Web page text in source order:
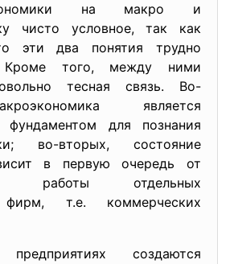
на макро и
чисто условное, так как
эти два понятия трудно
Кроме того, между ними
тесная связь. Во-
является
фундаментом для познания
во-вторых, состояние
в первую очередь от
работы отдельных
фирм, т.е. коммерческих
создаются